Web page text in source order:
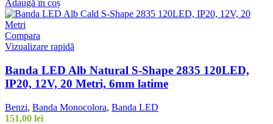
Adaugă în coș
Compara
Vizualizare rapidă
Banda LED Alb Natural S-Shape 2835 120LED,
IP20, 12V, 20 Metri, 6mm latime
Benzi, Banda Monocolora, Banda LED
151,00 lei